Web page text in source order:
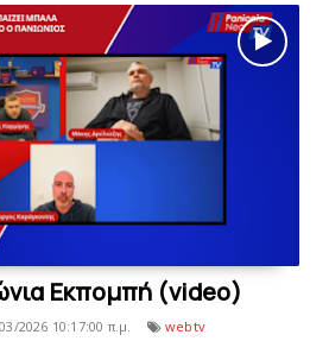
Εκπομπή (video)
2026 10:17:00 π.μ. webtv